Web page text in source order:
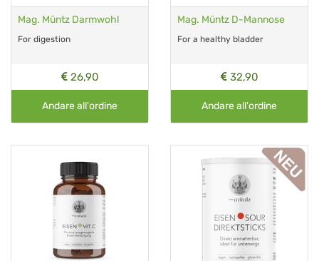
Mag. Müntz Darmwohl
For digestion
26,90
Andare all'ordine
Mag. Müntz D-Mannose
For a healthy bladder
32,90
Andare all'ordine